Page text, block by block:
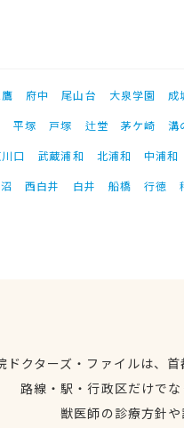
府中 尾山台 大泉学園 成
平塚 戸塚 辻堂 茅ケ崎
溝
口 武蔵浦和 北浦和 中浦和
西白井 白井 船橋 行徳
ドクターズ・ファイルは、
路線・駅・行政区だけで
獣医師の診療方針